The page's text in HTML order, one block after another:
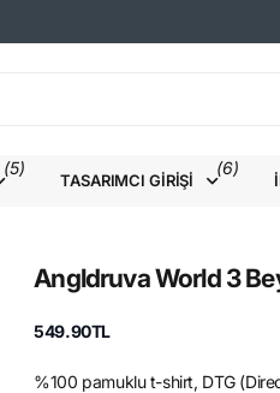
(5)
TASARIMCI GIRIŞI
(6)
Angldruva World 3
549.90TL
%100 pamuklu t-shirt, DTG